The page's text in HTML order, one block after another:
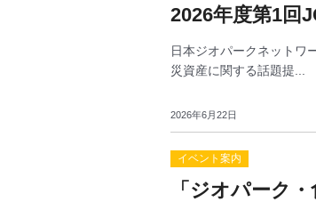
2026年度第1回
日本ジオパークネットワ
災資産に関する話題提...
2026年6月22日
イベント案内
「ジオパーク